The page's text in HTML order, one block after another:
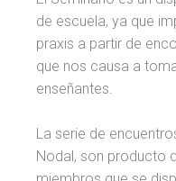
de escuela, ya que
praxis a partir de
que nos causa a
enseñantes.
La serie de
Nodal, son producto